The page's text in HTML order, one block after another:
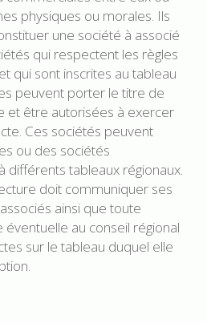
physiques ou morales. Ils
une société à associé
qui respectent les règles
qui sont inscrites au tableau
peuvent porter le titre de
et être autorisées à exercer
Ces sociétés peuvent
ou des sociétés
différents tableaux régionaux.
doit communiquer ses
ainsi que toute
au conseil régional
sur le tableau duquel elle